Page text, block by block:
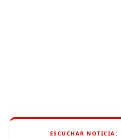
ESCUCHAR NOTICIA: